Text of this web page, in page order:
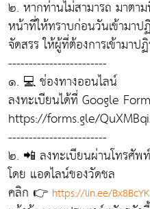
๒. หากท่านไม่สามารถ มาตาม
หน้าที่ให้ทราบก่อนวันเข้ามา
จัดสรร ให้ผู้ที่ต้องการเข้ามาป
------------------------
๑. 💻 ช่องทางออนไลน์
ลงทะเบียนได้ที่ Google
https://forms.gle/
------------------------
๒. 📲 ลงทะเบียนผ่านโทรศัพ
โดย แอดไลน์ของวัดชล
คลิก 👉 https://lin.ee/Bx8BcYK